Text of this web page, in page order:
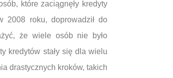
które zaciągnęły kredyty
2008 roku, doprowadził do
że wiele osób nie było
kredytów stały się dla wielu
drastycznych kroków, takich